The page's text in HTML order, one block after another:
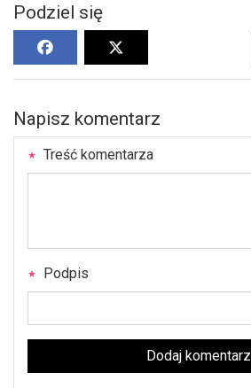
Podziel się
Napisz komentarz
Treść komentarza
Podpis
Dodaj komentarz